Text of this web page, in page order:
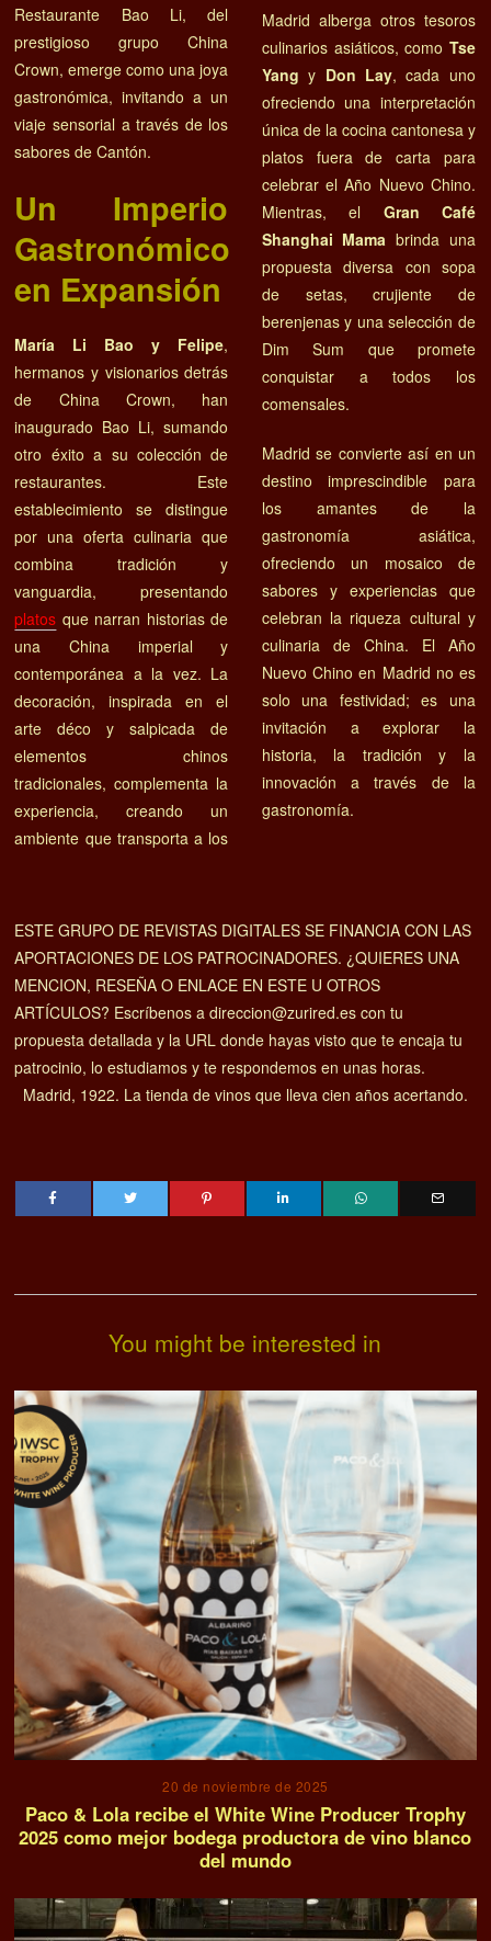
Restaurante Bao Li, del
prestigioso grupo China
Crown, emerge como una joya
gastronómica, invitando a un
viaje sensorial a través de los
sabores de Cantón.
Un Imperio
Gastronómico
en Expansión
María Li Bao y Felipe,
hermanos y visionarios detrás
de China Crown, han
inaugurado Bao Li, sumando
otro éxito a su colección de
restaurantes. Este
establecimiento se distingue
por una oferta culinaria que
combina tradición y
vanguardia, presentando
platos que narran historias de
una China imperial y
contemporánea a la vez. La
decoración, inspirada en el
arte déco y salpicada de
elementos chinos
tradicionales, complementa la
experiencia, creando un
ambiente que transporta a los
Madrid alberga otros tesoros
culinarios asiáticos, como Tse
Yang y Don Lay, cada uno
ofreciendo una interpretación
única de la cocina cantonesa y
platos fuera de carta para
celebrar el Año Nuevo Chino.
Mientras, el Gran Café
Shanghai Mamabrinda una
propuesta diversa con sopa
de setas, crujiente de
berenjenas y una selección de
Dim Sum que promete
conquistar a todos los
comensales.
Madrid se convierte así en un
destino imprescindible para
los amantes de la
gastronomía asiática,
ofreciendo un mosaico de
sabores y experiencias que
celebran la riqueza cultural y
culinaria de China. El Año
Nuevo Chino en Madrid no es
solo una festividad; es una
invitación a explorar la
historia, la tradición y la
innovación a través de la
gastronomía.
ESTE GRUPO DE REVISTAS DIGITALES SE FINANCIA CON LAS
APORTACIONES DE LOS PATROCINADORES. ¿QUIERES UNA
MENCION, RESEÑA O ENLACE EN ESTE U OTROS
ARTÍCULOS? Escríbenos a direccion@zurired.es con tu
propuesta detallada y la URL donde hayas visto que te encaja tu
patrocinio, lo estudiamos y te respondemos en unas horas.
Madrid, 1922. La tienda de vinos que lleva cien años acertando.
You might be interested in
20 de noviembre de 2025
Paco & Lola recibe el White Wine Producer Trophy
2025 como mejor bodega productora de vino blanco
del mundo